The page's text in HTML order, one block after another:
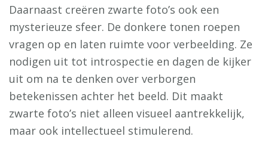
Daarnaast creëren zwarte foto’s ook een
mysterieuze sfeer. De donkere tonen roepen
vragen op en laten ruimte voor verbeelding. Ze
nodigen uit tot introspectie en dagen de kijker
uit om na te denken over verborgen
betekenissen achter het beeld. Dit maakt
zwarte foto’s niet alleen visueel aantrekkelijk,
maar ook intellectueel stimulerend.